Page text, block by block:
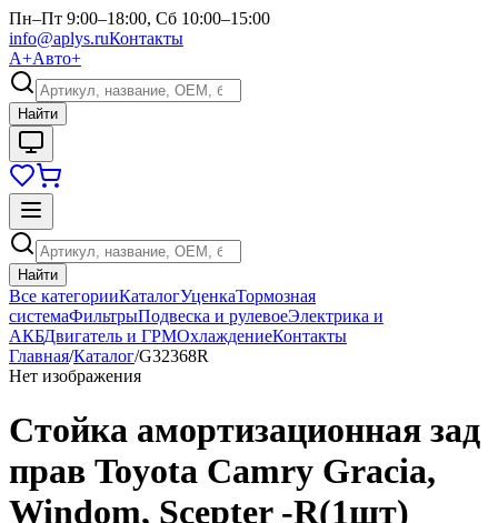
Пн–Пт 9:00–18:00, Сб 10:00–15:00
info@aplys.ruКонтакты
А+Авто+
Найти
Найти
Все категорииКаталогУценкаТормозная
системаФильтрыПодвеска и рулевоеЭлектрика и
АКБДвигатель и ГРМОхлаждениеКонтакты
Главная/Каталог/G32368R
Нет изображения
Стойка амортизационная зад
прав Toyota Camry Gracia,
Windom, Scepter -R(1шт)